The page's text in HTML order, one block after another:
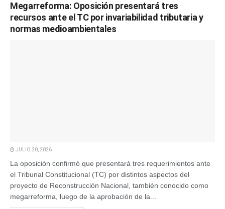
Megarreforma: Oposición presentará tres
recursos ante el TC por invariabilidad tributaria y
normas medioambientales
JULIO 20, 2026
La oposición confirmó que presentará tres requerimientos ante
el Tribunal Constitucional (TC) por distintos aspectos del
proyecto de Reconstrucción Nacional, también conocido como
megarreforma, luego de la aprobación de la...